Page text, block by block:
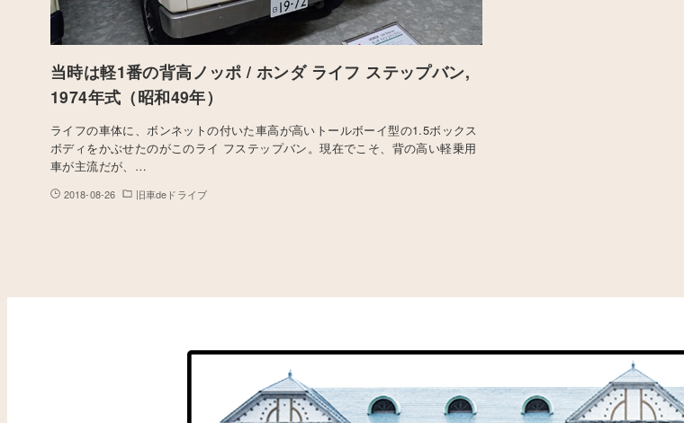
当時は軽1番の背高ノッポ / ホンダ ライフ ステップバン,
1974年式（昭和49年）
ライフの車体に、ボンネットの付いた車高が高いトールボーイ型の1.5ボックス
ボディをかぶせたのがこのライ フステップバン。現在でこそ、背の高い軽乗用
車が主流だが、…
2018-08-26 旧車deドライブ